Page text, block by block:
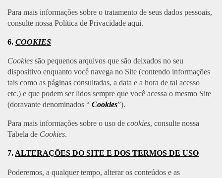
Para mais informações sobre o tratamento de seus dados pessoais,
consulte nossa Política de Privacidade aqui.
6. COOKIES
Cookies são pequenos arquivos que são deixados no seu
dispositivo enquanto você navega no Site (contendo informações
tais como as páginas consultadas, a data e a hora de tal acesso
etc.) e que podem ser lidos sempre que você acessa o mesmo Site
(doravante denominados “ Cookies”).
Para mais informações sobre o uso de cookies, consulte nossa
Tabela de Cookies.
7.ALTERAÇÕES DO SITE E DOS TERMOS DE USO
Poderemos, a qualquer tempo, alterar os conteúdos e as